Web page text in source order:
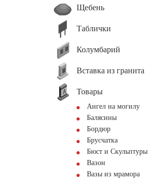
Щебень
Таблички
Колумбарий
Вставка из гранита
Товары
Ангел на могилу
Балясины
Бордюр
Брусчатка
Бюст и Скульптуры
Вазон
Вазы из мрамора